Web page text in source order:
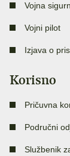
Vojna
Vojni pilot
Izjava o
Korisno
Pričuvna
Područni
Službenik